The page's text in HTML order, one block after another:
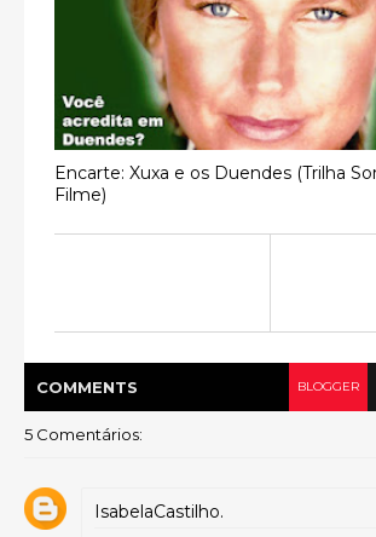
Encarte: Xuxa e os Duendes (Trilha
Filme)
COMMENTS BLOGGER
5 Comentários:
IsabelaCastilho.